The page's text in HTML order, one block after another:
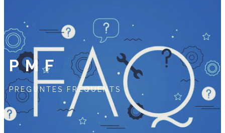
PMF
PREGUNTES FREQUENTS